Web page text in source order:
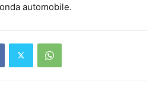
automobile.